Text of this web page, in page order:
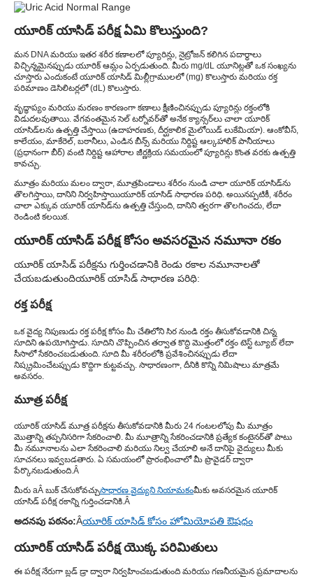
యూరిక్ యాసిడ్ పరీక్ష ఏమి కొలుస్తుంది?
మన DNA మరియు ఇతర శరీర కణాలలో ప్యూరిన్లు, నైట్రోజన్ కలిగిన పదార్థాలు
విచ్ఛిన్నమైనప్పుడు యూరిక్ ఆమ్లం ఏర్పడుతుంది. మీరు mg/dL యూనిట్లతో ఒక సంఖ్యను
చూస్తారు ఎందుకంటే యూరిక్ యాసిడ్ మిల్లీగ్రాములలో (mg) కొలుస్తారు మరియు రక్త
పరిమాణం డెసిలిటర్లలో (dL) కొలుస్తారు.
వృద్ధాప్యం మరియు మరణం కారణంగా కణాలు క్షీణించినప్పుడు ప్యూరిన్లు రక్తంలోకి
విడుదలవుతాయి. వేగవంతమైన సెల్ టర్నోవర్‌తో అనేక క్యాన్సర్‌లు చాలా యూరిక్
యాసిడ్‌లను ఉత్పత్తి చేస్తాయి (ఉదాహరణకు, దీర్ఘకాలిక మైలోయిడ్ లుకేమియా). ఆంకోవీస్,
కాలేయం, మాకేరెల్, బఠానీలు, ఎండిన బీన్స్ మరియు నిర్దిష్ట ఆల్కహాలిక్ పానీయాలు
(ప్రధానంగా బీర్) వంటి నిర్దిష్ట ఆహారాల జీర్ణక్రియ సమయంలో ప్యూరిన్లు కొంత వరకు ఉత్పత్తి
కావచ్చు.
మూత్రం మరియు మలం ద్వారా, మూత్రపిండాలు శరీరం నుండి చాలా యూరిక్ యాసిడ్‌ను
తొలగిస్తాయి, దానిని నిర్వహిస్తాయియూరిక్ యాసిడ్ సాధారణ పరిధి. అయినప్పటికీ, శరీరం
చాలా ఎక్కువ యూరిక్ యాసిడ్‌ను ఉత్పత్తి చేస్తుంది, దానిని త్వరగా తొలగించదు, లేదా
రెండింటి కలయిక.
యూరిక్ యాసిడ్ పరీక్ష కోసం అవసరమైన నమూనా రకం
యూరిక్ యాసిడ్ పరీక్షను గుర్తించడానికి రెండు రకాల నమూనాలతో
చేయబడుతుందియూరిక్ యాసిడ్ సాధారణ పరిధి:
రక్త పరీక్ష
ఒక వైద్య నిపుణుడు రక్త పరీక్ష కోసం మీ చేతిలోని సిర నుండి రక్తం తీసుకోవడానికి చిన్న
సూదిని ఉపయోగిస్తాడు. సూదిని చొప్పించిన తర్వాత కొద్ది మొత్తంలో రక్తం టెస్ట్ ట్యూబ్ లేదా
సీసాలో సేకరించబడుతుంది. సూది మీ శరీరంలోకి ప్రవేశించినప్పుడు లేదా
నిష్క్రమించేటప్పుడు కొద్దిగా కుట్టవచ్చు. సాధారణంగా, దీనికి కొన్ని నిమిషాలు మాత్రమే
అవసరం.
మూత్ర పరీక్ష
యూరిక్ యాసిడ్ మూత్ర పరీక్షను తీసుకోవడానికి మీరు 24 గంటలలోపు మీ మూత్రం
మొత్తాన్ని తప్పనిసరిగా సేకరించాలి. మీ మూత్రాన్ని సేకరించడానికి ప్రత్యేక కంటైనర్‌తో పాటు
మీ నమూనాలను ఎలా సేకరించాలి మరియు నిల్వ చేయాలి అనే దానిపై వైద్యులు మీకు
సూచనలు ఇవ్వబడతారు. ఏ సమయంలో ప్రారంభించాలో మీ ప్రొవైడర్ ద్వారా
పేర్కొనబడుతుంది.Â
మీరు aÂ బుక్ చేసుకోవచ్చుసాధారణ వైద్యుని నియామకంమీకు అవసరమైన యూరిక్
యాసిడ్ పరీక్ష రకాన్ని గుర్తించడానికి.Â
అదనపు పఠనం:Âయూరిక్ యాసిడ్ కోసం హోమియోపతి ఔషధం
యూరిక్ యాసిడ్ పరీక్ష యొక్క పరిమితులు
ఈ పరీక్ష నేరుగా బ్లడ్ డ్రా ద్వారా నిర్వహించబడుతుంది మరియు గణనీయమైన ప్రమాదాలను